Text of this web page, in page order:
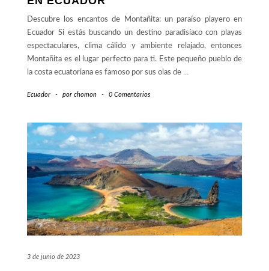
Descubre los encantos de Montañita: un paraíso playero en
Ecuador Si estás buscando un destino paradisíaco con playas
espectaculares, clima cálido y ambiente relajado, entonces
Montañita es el lugar perfecto para ti. Este pequeño pueblo de
la costa ecuatoriana es famoso por sus olas de …
Ecuador - por chomon - 0 Comentarios
3 de junio de 2023